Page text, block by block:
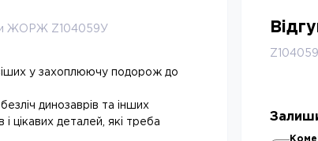
ЖОРЖ Z104059У
у захоплюючу подорож до
динозаврів та інших
і цікавих деталей, які треба